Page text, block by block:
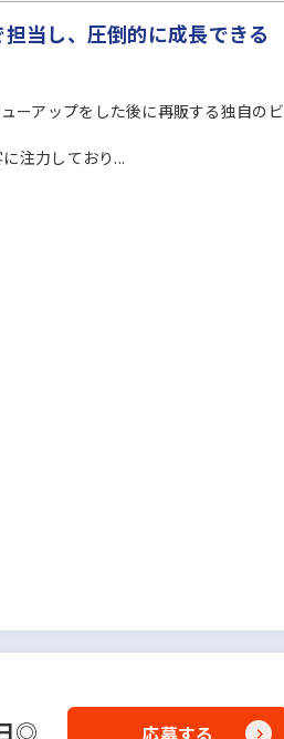
当し、圧倒的に成長できる
ーアップをした後に再販する独自のビ
注力しており...
◎